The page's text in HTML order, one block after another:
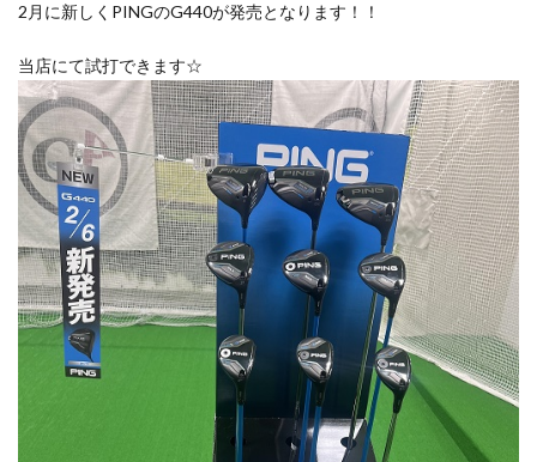
2月に新しくPINGのG440が発売となります！！
当店にて試打できます☆